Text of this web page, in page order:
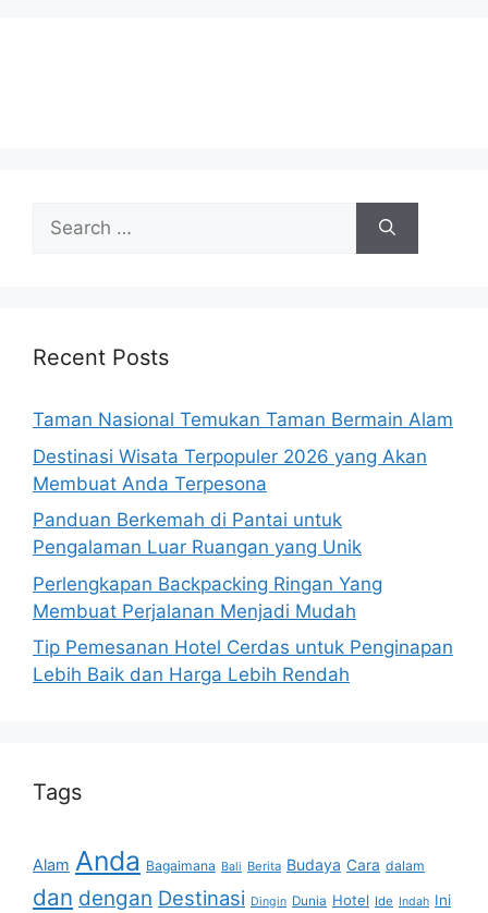
Search
for:
Recent Posts
Taman Nasional Temukan Taman Bermain Alam
Destinasi Wisata Terpopuler 2026 yang Akan
Membuat Anda Terpesona
Panduan Berkemah di Pantai untuk
Pengalaman Luar Ruangan yang Unik
Perlengkapan Backpacking Ringan Yang
Membuat Perjalanan Menjadi Mudah
Tip Pemesanan Hotel Cerdas untuk Penginapan
Lebih Baik dan Harga Lebih Rendah
Tags
Alam Anda Bagaimana Bali Berita Budaya Cara dalam
dan dengan Destinasi Dingin Dunia Hotel Ide Indah Ini